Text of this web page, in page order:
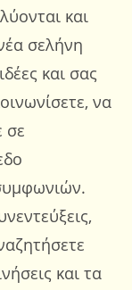
και
σελήνη
και σας
να
σε
και τα